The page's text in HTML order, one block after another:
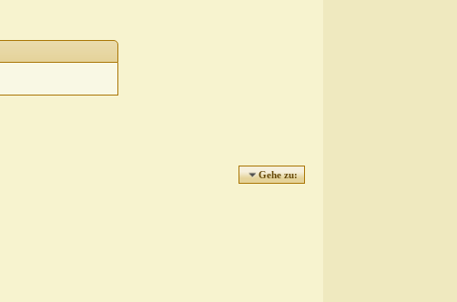
Gehe zu: